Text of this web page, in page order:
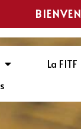
La FITF